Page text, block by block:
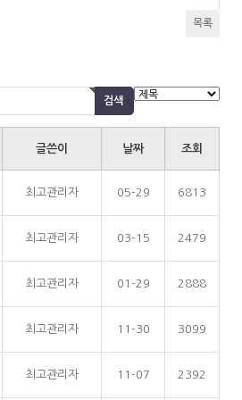
목록
글쓴이 날짜 조회
최고관리자 05-29 6813
최고관리자 03-15 2479
최고관리자 01-29 2888
최고관리자 11-30 3099
최고관리자 11-07 2392